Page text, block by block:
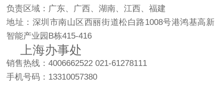
负责区域：广东、广西、湖南、江西、福建
地址：深圳市南山区西丽街道松白路1008号港鸿基高新
智能产业园B栋415-416
上海办事处
销售热线：4006662522 021-61278111
手机号码：13310057380